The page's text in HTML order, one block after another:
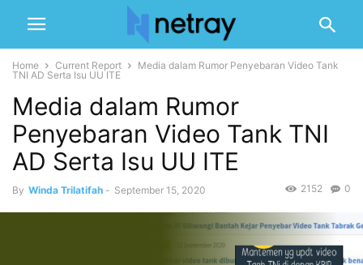
Home Current Report
Media dalam Rumor Penyebaran Video Tank
TNI AD Serta Isu UU ITE
Media dalam Rumor
Penyebaran Video Tank TNI
AD Serta Isu UU ITE
By Winda Trilatifah - September 15, 2020 0
2152